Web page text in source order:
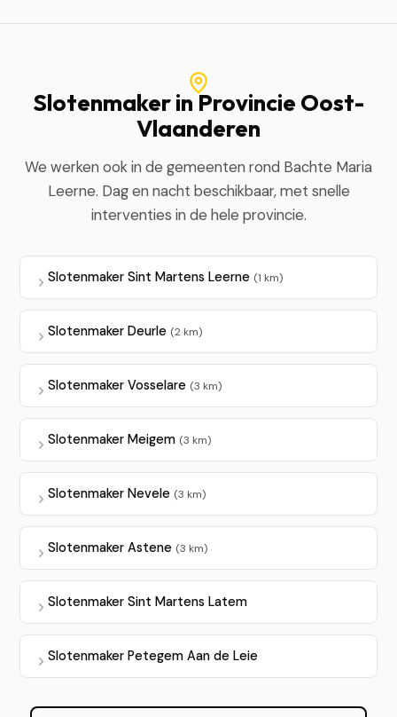
Slotenmaker in Provincie Oost-
Vlaanderen
We werken ook in de gemeenten rond Bachte Maria
Leerne. Dag en nacht beschikbaar, met snelle
interventies in de hele provincie.
Slotenmaker Sint Martens Leerne (1 km)
Slotenmaker Deurle (2 km)
Slotenmaker Vosselare (3 km)
Slotenmaker Meigem (3 km)
Slotenmaker Nevele (3 km)
Slotenmaker Astene (3 km)
Slotenmaker Sint Martens Latem
Slotenmaker Petegem Aan de Leie